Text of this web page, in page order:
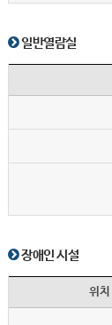
일반열람실
장애인 시설
위치